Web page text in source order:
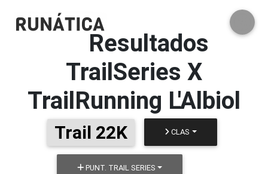
Resultados
TrailSeries X
TrailRunning L'Albiol
Trail 22K CLAS
PUNT. TRAIL SERIES